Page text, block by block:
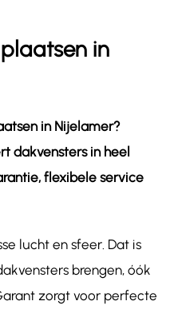
in
inNijelamer?
dakvensters in heel
flexibele service
lucht en sfeer. Dat is
brengen, óók
zorgt voor perfecte